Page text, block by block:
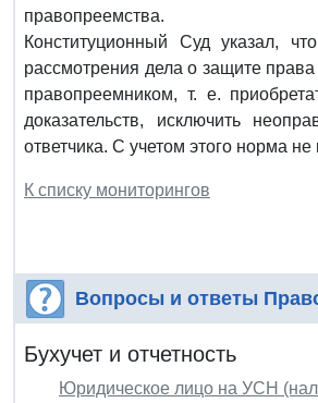
правопреемства.
Конституционный Суд указал,
рассмотрения дела о защите
правопреемником, т. е.
доказательств, исключить
ответчика. С учетом этого норма
К списку мониторингов
Вопросы и ответы
Бухучет и отчетность
Юридическое лицо на УСН